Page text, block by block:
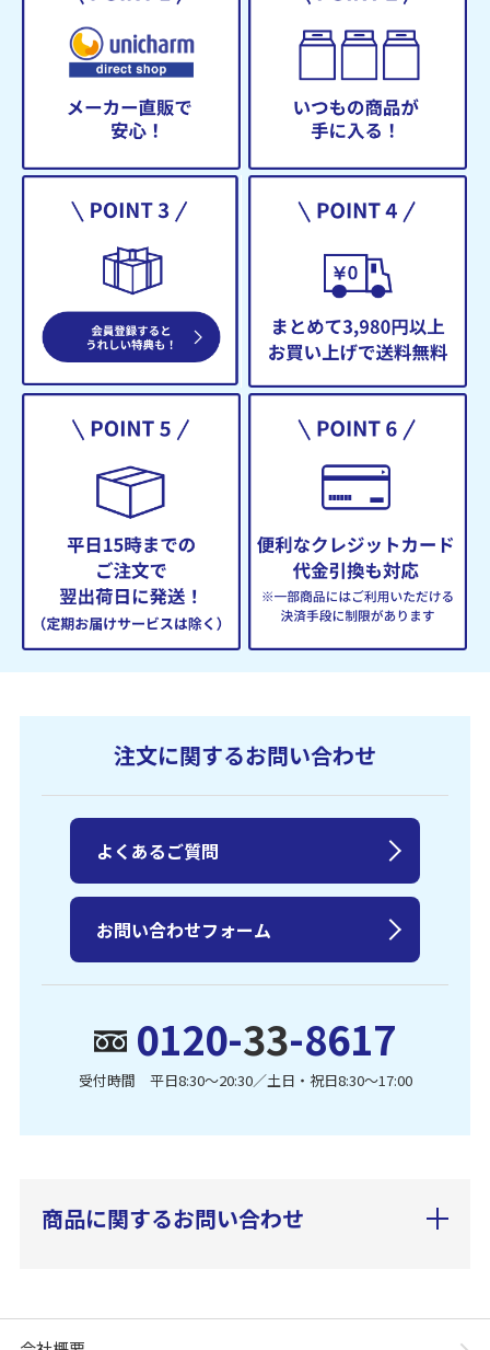
注文に関するお問い合わせ
0120-33-8617
受付時間 平日8:30〜20:30／土日・祝日8:30〜17:00
よくあるご質問
お問い合わせフォーム
商品に関するお問い合わせ